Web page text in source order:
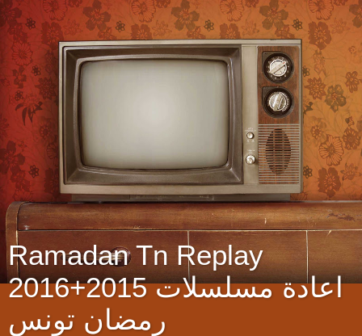
Ramadan Tn Replay
2016+2015 اعادة مسلسلات
رمضان تونس